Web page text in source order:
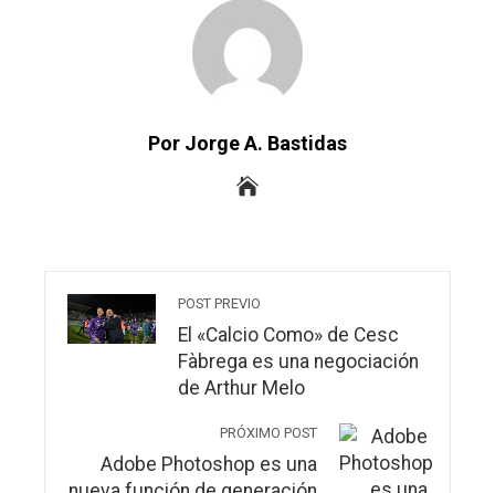
Por Jorge A. Bastidas
POST PREVIO
El «Calcio Como» de Cesc
Fàbrega es una negociación
de Arthur Melo
PRÓXIMO POST
Adobe Photoshop es una